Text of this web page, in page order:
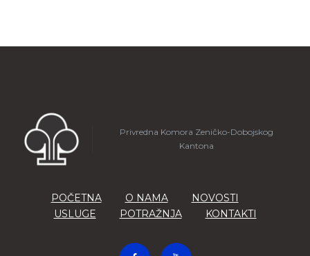
Privredna Komora Zeničko-Dobojskog
Kantona
POČETNA O NAMA
NOVOSTI
USLUGE
POTRAŽNJA KONTAKTI